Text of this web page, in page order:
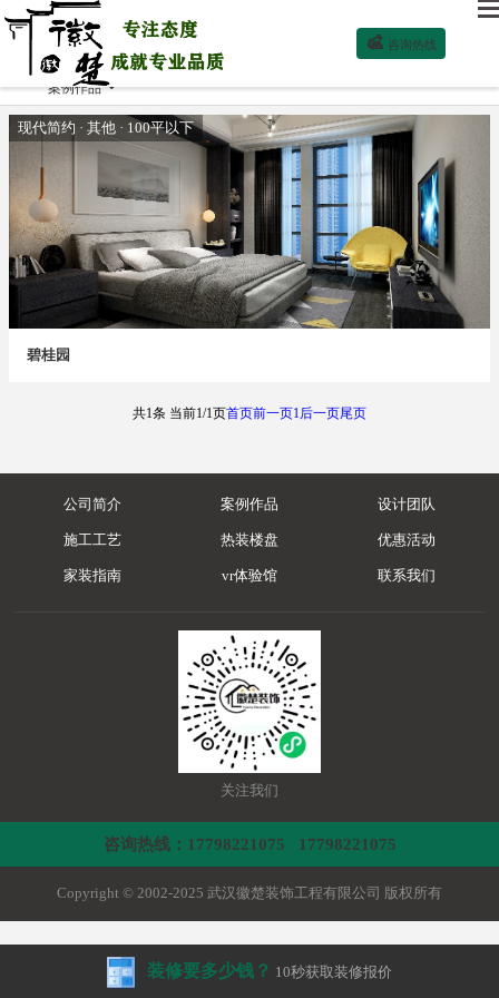
 咨询热线
案例作品
现代简约 · 其他 · 100平以下
碧桂园
共1条 当前1/1页首页前一页1后一页尾页
公司简介 案例作品 设计团队
施工工艺 热装楼盘 优惠活动
家装指南 vr体验馆 联系我们
关注我们
咨询热线：17798221075 17798221075
Copyright © 2002-2025 武汉徽楚装饰工程有限公司 版权所有
装修要多少钱？ 10秒获取装修报价